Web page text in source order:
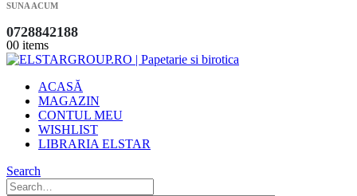
SUNA ACUM
0728842188
00 items
ACASĂ
MAGAZIN
CONTUL MEU
WISHLIST
LIBRARIA ELSTAR
Search